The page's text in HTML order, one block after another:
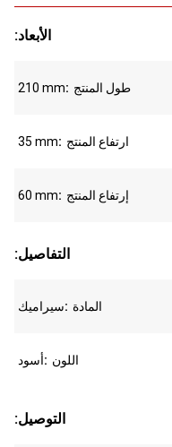
:الأبعاد
210 mm طول المنتج
35 mm ارتفاع المنتج
60 mm إرتفاع المنتج
:التفاصيل
سيراميك المادة
أسود اللون
:التوصيل